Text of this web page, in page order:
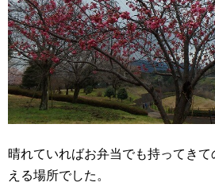
晴れていればお弁当でも持ってき
える場所でした。